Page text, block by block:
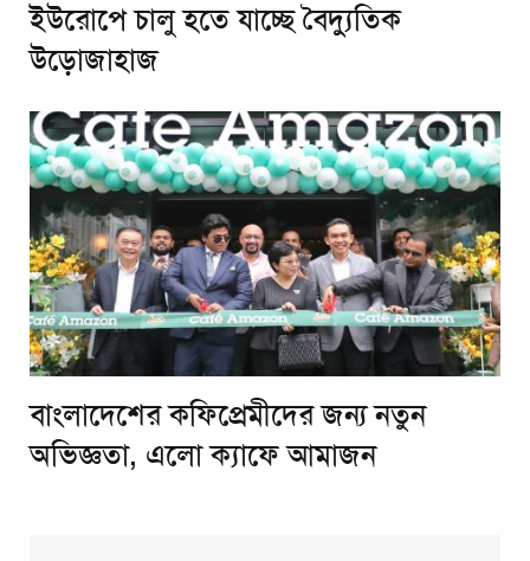
ইউরোপে চালু হতে যাচ্ছে বৈদ্যুতিক
উড়োজাহাজ
বাংলাদেশের কফিপ্রেমীদের জন্য নতুন
অভিজ্ঞতা, এলো ক্যাফে আমাজন